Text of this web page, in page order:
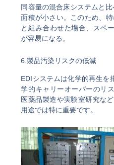
同容量の混合床システムと
面積が小さい。このため、
と組み合わせた場合、スペ
が容易になる。
6.製品汚染リスクの低減
EDIシステムは化学的再生を
学的キャリーオーバーのリ
医薬品製造や実験室研究な
用途では特に重要です。